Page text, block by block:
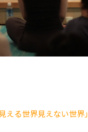
える世界見えない世界」